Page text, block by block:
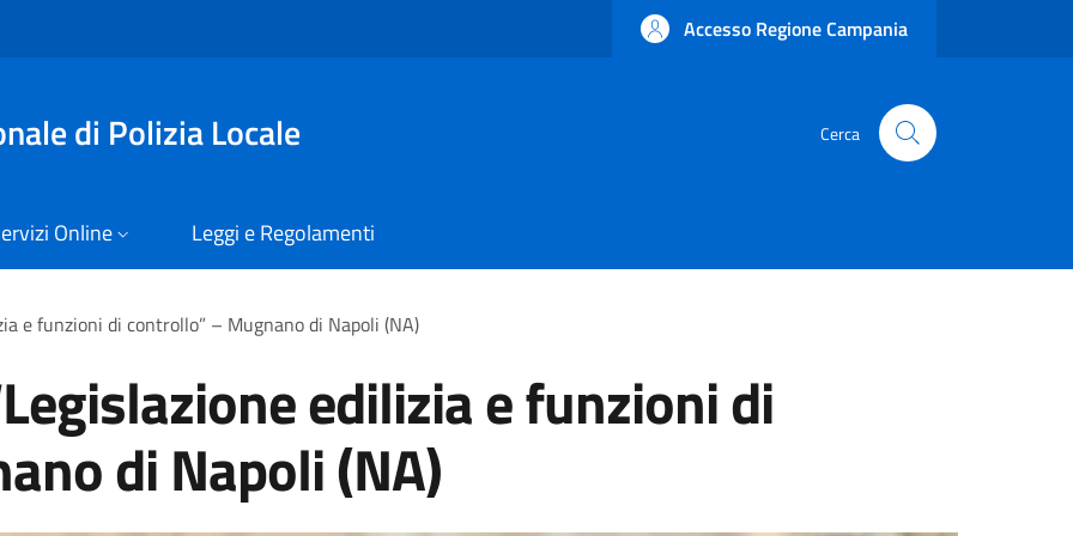
Accesso Regione Campania
di Polizia Locale Cerca
Online Leggi e Regolamenti
e funzioni di controllo” – Mugnano di Napoli (NA)
edilizia e funzioni di
di Napoli (NA)